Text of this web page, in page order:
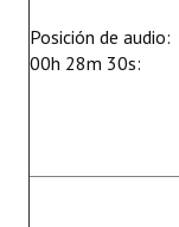
Posición de audio:
00h 28m 30s: